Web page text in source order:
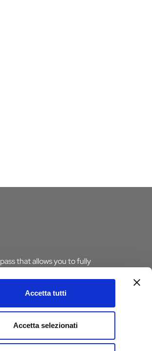
Accetta tutti
Accetta selezionati
that allows you to fully